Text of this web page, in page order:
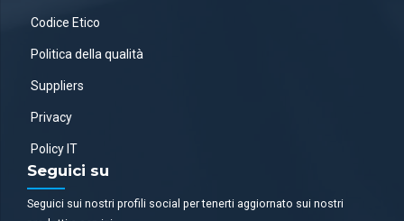
Codice Etico
Politica della qualità
Suppliers
Privacy
Policy IT
Seguici su
Seguici sui nostri profili social per tenerti aggiornato sui nostri